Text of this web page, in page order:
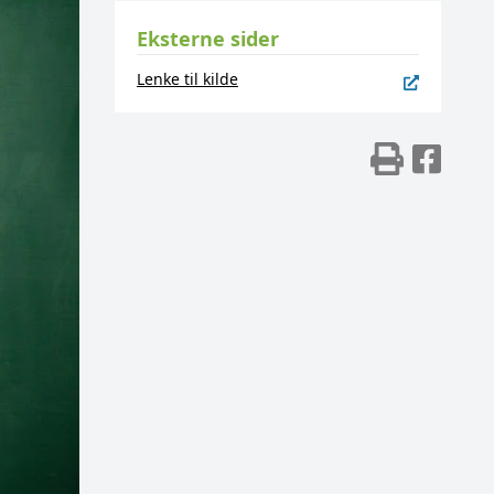
Eksterne sider
Lenke til kilde